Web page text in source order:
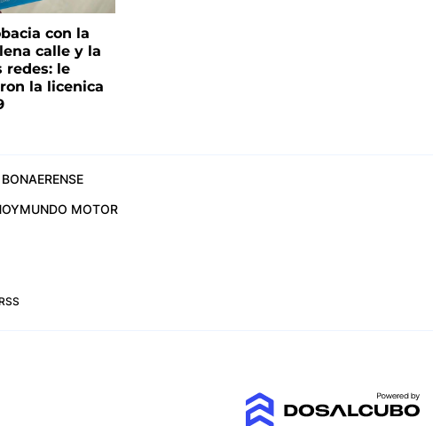
con la
calle y la
redes: le
la licenica
MUNDO MOTOR